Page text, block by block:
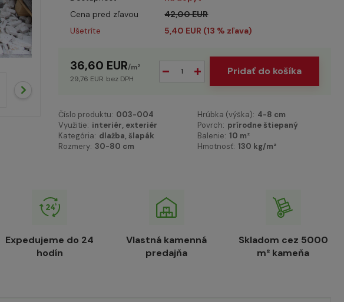
Cena pred zľavou
42,00 EUR
Ušetríte
5,40 EUR (13 % zľava)
36,60 EUR/m²
29,76 EUR bez DPH
Pridať do košíka
Číslo produktu: 003-004 Hrúbka (výška): 4-8 cm
Využitie: interiér, exteriér Povrch: prírodne štiepaný
Kategória: dlažba, šlapák Balenie: 10 m²
Rozmery: 30-80 cm Hmotnosť: 130 kg/m²
Expedujeme do 24
hodín
Vlastná kamenná
predajňa
Skladom cez 5000
m² kameňa